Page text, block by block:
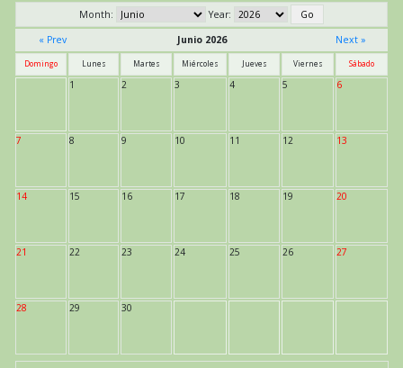
Month:
Year:
« Prev
Junio 2026 Next »
Domingo Lunes Martes Miércoles Jueves Viernes Sábado
1 2 3 4 5 6
7 8 9 10 11 12 13
14 15 16 17 18 19 20
21 22 23 24 25 26 27
28 29 30